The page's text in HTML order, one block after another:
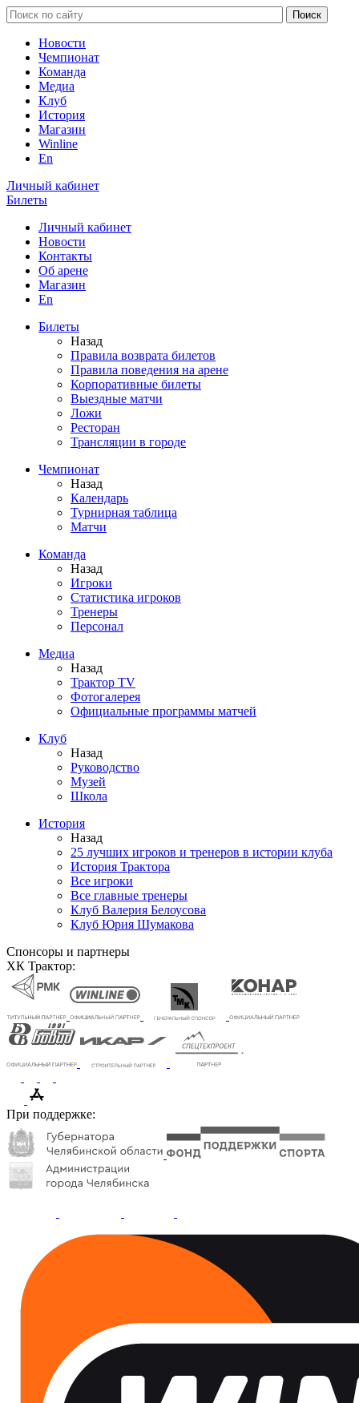
Новости
Чемпионат
Команда
Медиа
Клуб
История
Магазин
Winline
En
Личный кабинет
Билеты
Личный кабинет
Новости
Контакты
Об арене
Магазин
En
Билеты
Назад
Правила возврата билетов
Правила поведения на арене
Корпоративные билеты
Выездные матчи
Ложи
Ресторан
Трансляции в городе
Чемпионат
Назад
Календарь
Турнирная таблица
Матчи
Команда
Назад
Игроки
Статистика игроков
Тренеры
Персонал
Медиа
Назад
Трактор TV
Фотогалерея
Официальные программы матчей
Клуб
Назад
Руководство
Музей
Школа
История
Назад
25 лучших игроков и тренеров в истории клуба
История Трактора
Все игроки
Все главные тренеры
Клуб Валерия Белоусова
Клуб Юрия Шумакова
Спонсоры и партнеры
ХК Трактор:
При поддержке: